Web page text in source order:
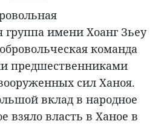
группа имени Хоанг Зьеу
команда
предшественниками
сил Ханоя.
вклад в народное
взяло власть в Ханое в